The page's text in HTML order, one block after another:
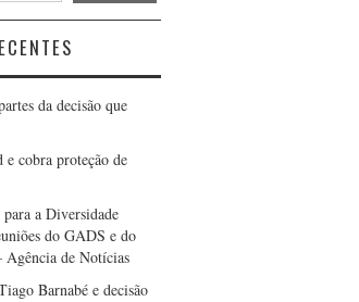
da decisão que
cobra proteção de
a Diversidade
do GADS e do
Agência de Notícias
Barnabé e decisão